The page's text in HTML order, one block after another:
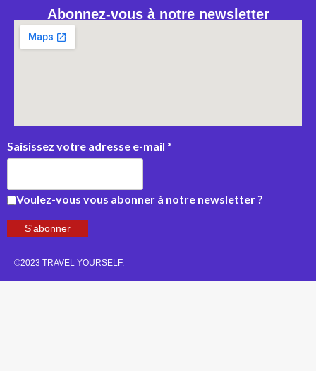
Abonnez-vous à notre newsletter
Saisissez votre adresse e-mail *
Voulez-vous vous abonner à notre newsletter ?
S'abonner
©2023 TRAVEL YOURSELF.